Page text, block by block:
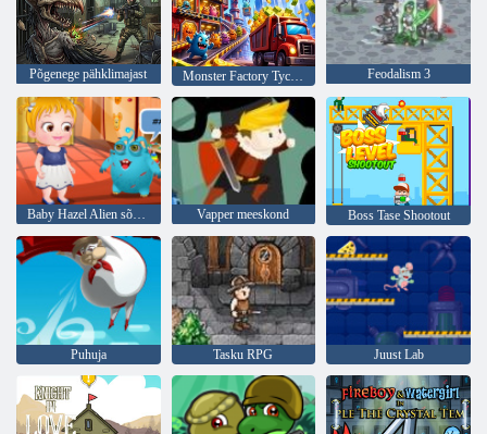
Põgenege pähklimajast Monster Factory Tycoon Feodalism 3
Baby Hazel Alien sõbrale Vapper meeskond Boss Tase Shootout
Puhuja Tasku RPG Juust Lab